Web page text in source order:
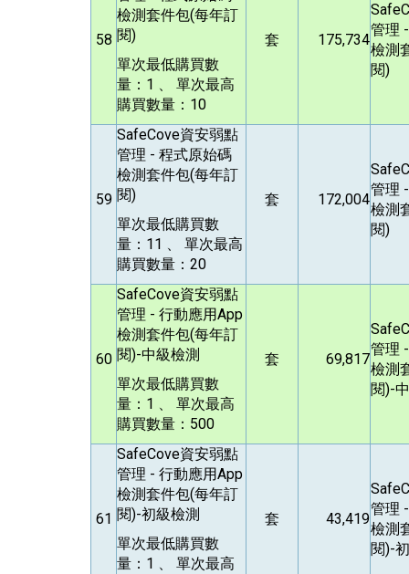
58
檢測套件包(每年訂
閱)
單次最低購買數
量：1 、 單次最高
購買數量：10
套 175,734
管理
檢測
閱)
59
SafeCove資安弱點
管理 - 程式原始碼
檢測套件包(每年訂
閱)
單次最低購買數
量：11 、 單次最高
購買數量：20
套 172,004
管理
檢測
閱)
60
SafeCove資安弱點
管理 - 行動應用App
檢測套件包(每年訂
閱)-中級檢測
單次最低購買數
量：1 、 單次最高
購買數量：500
套 69,817
管理
檢測
閱)-
61
SafeCove資安弱點
管理 - 行動應用App
檢測套件包(每年訂
閱)-初級檢測
單次最低購買數
量：1 、 單次最高
套 43,419
管理
檢測
閱)-